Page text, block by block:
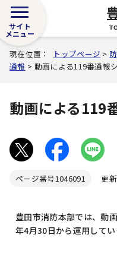
サイト
メニュー
現在位置： トップページ >
通報 > 動画による119番通報
動画による119
ページ番号1046091 更新
豊田市消防本部では、動
年4月30日から運用してい